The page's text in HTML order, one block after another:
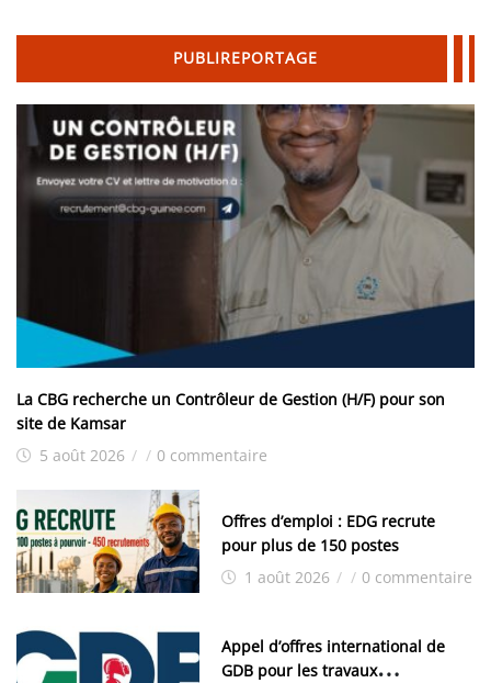
PUBLIREPORTAGE
La CBG recherche un Contrôleur de Gestion (H/F) pour son
site de Kamsar
5 août 2026 / / 0 commentaire
Offres d’emploi : EDG recrute
pour plus de 150 postes
1 août 2026 / / 0 commentaire
Appel d’offres international de
GDB pour les travaux